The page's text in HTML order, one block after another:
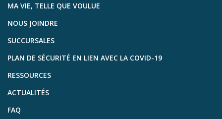
MA VIE, TELLE QUE VOULUE
NOUS JOINDRE
SUCCURSALES
PLAN DE SÉCURITÉ EN LIEN AVEC LA COVID-19
RESSOURCES
ACTUALITÉS
FAQ